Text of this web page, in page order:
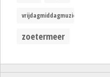
vrijdagmiddagmuziek
zoetermeer